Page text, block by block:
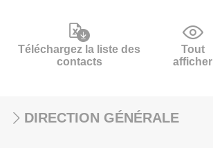
Téléchargez la liste des
contacts
Tout
afficher
DIRECTION GÉNÉRALE